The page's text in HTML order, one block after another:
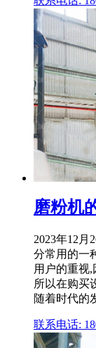
磨粉机
2023年12
分常用的一
用户的重视,
所以在购买
随着时代的
联系电话: